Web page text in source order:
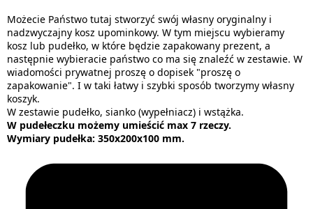
Możecie Państwo tutaj stworzyć swój własny oryginalny i
nadzwyczajny kosz upominkowy. W tym miejscu wybieramy
kosz lub pudełko, w które będzie zapakowany prezent, a
następnie wybieracie państwo co ma się znaleźć w zestawie. W
wiadomości prywatnej proszę o dopisek "proszę o
zapakowanie". I w taki łatwy i szybki sposób tworzymy własny
koszyk.
W zestawie pudełko, sianko (wypełniacz) i wstążka.
W pudełeczku możemy umieścić max 7 rzeczy.
Wymiary pudełka: 350x200x100 mm.